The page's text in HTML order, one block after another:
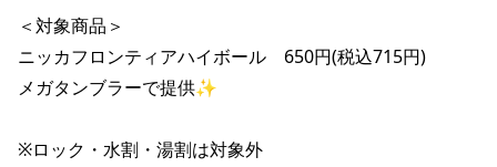
＜対象商品＞
ニッカフロンティアハイボール　650円(税込715円)
メガタンブラーで提供✨
※ロック・水割・湯割は対象外